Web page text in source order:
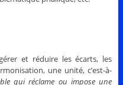
et réduire les écarts, les
une unité, c’est-à-
qui réclame ou impose une